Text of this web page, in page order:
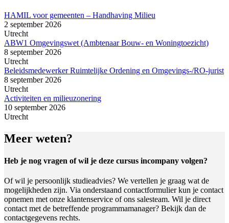
HAMIL voor gemeenten – Handhaving Milieu
2 september 2026
Utrecht
ABW1 Omgevingswet (Ambtenaar Bouw- en Woningtoezicht)
8 september 2026
Utrecht
Beleidsmedewerker Ruimtelijke Ordening en Omgevings-/RO-jurist
8 september 2026
Utrecht
Activiteiten en milieuzonering
10 september 2026
Utrecht
Meer weten?
Heb je nog vragen of wil je deze cursus incompany volgen?
Of wil je persoonlijk studieadvies? We vertellen je graag wat de
mogelijkheden zijn. Via onderstaand contactformulier kun je contact
opnemen met onze klantenservice of ons salesteam. Wil je direct
contact met de betreffende programmamanager? Bekijk dan de
contactgegevens rechts.